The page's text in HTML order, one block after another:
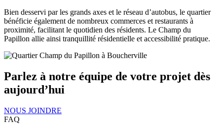
Bien desservi par les grands axes et le réseau d’autobus, le quartier
bénéficie également de nombreux commerces et restaurants à
proximité, facilitant le quotidien des résidents. Le Champ du
Papillon allie ainsi tranquillité résidentielle et accessibilité pratique.
Parlez à notre équipe de votre projet dès
aujourd’hui
NOUS JOINDRE
FAQ